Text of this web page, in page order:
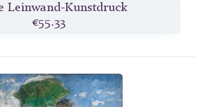
Leinwand-Kunstdruck
€55.33